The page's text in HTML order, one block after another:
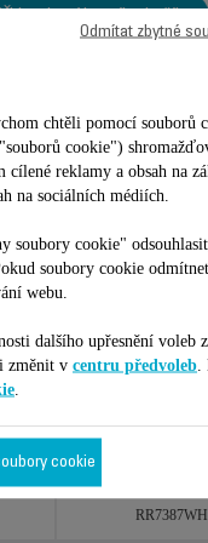
produktů
kód vašeho produktu
Reference / kódy
RR7387WH
chtěli pomocí souborů
cookie")
cílené reklamy a obsah na
na sociálních médiích.
soubory cookie"
soubory cookie
webu.
dalšího upřesnění voleb
změnit v centru předvoleb
Odmítat zbytné
cookie